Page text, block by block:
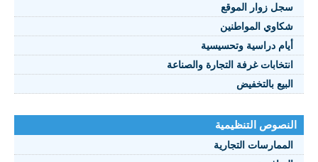
سجل زوار الموقع
شكاوي المواطنين
أيام دراسية وتحسيسية
انتخابات غرفة التجارة والصناعة
البيع بالتخفيض
النصوص التنظيمية
الممارسات التجارية